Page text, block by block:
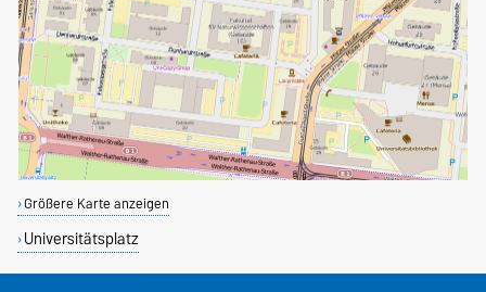
Größere Karte anzeigen
Universitätsplatz